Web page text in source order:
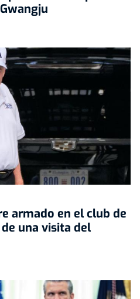
armado en el club de
una visita del